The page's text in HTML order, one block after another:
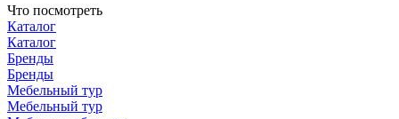
Что посмотреть
Каталог
Каталог
Бренды
Бренды
Мебельный тур
Мебельный тур